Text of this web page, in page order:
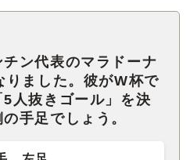
ン代表のマラドーナ
りました。彼がW杯で
5人抜きゴール」を決
手足でしょう。